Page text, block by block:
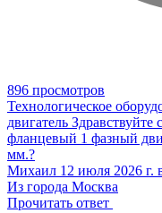
896 просмотров
Технологическое
двигатель Здравствуйте
фланцевый 1 фазный
мм.?
Михаил 12 июля 2026 г.
Из города Москва
Прочитать ответ